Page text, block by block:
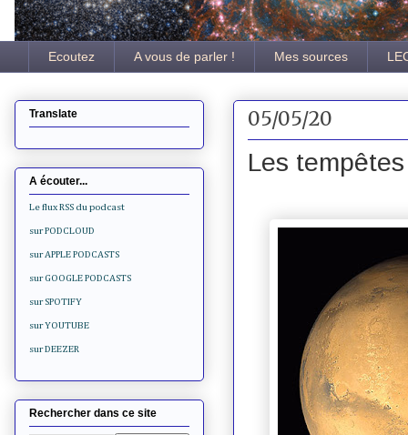
Ecoutez A vous de parler ! Mes sources
05/05/20
Les
Translate
A écouter...
Le flux RSS du podcast
sur PODCLOUD
sur APPLE PODCASTS
sur GOOGLE PODCASTS
sur SPOTIFY
sur YOUTUBE
sur DEEZER
Rechercher dans ce site